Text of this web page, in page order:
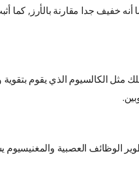
خفيف جدا مقارنة بالأرز, كما
مثل الكالسيوم الذي يقوم بتقوية
الوظائف العصبية والمغنيسيوم